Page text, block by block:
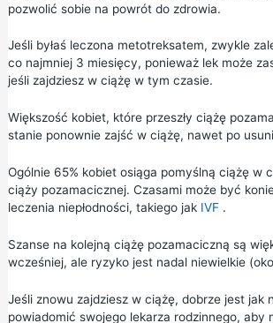
pozwolić sobie na powrót do zdrowia.
Jeśli byłaś leczona metotreksatem, zwykle
co najmniej 3 miesięcy, ponieważ lek może
jeśli zajdziesz w ciążę w tym czasie.
Większość kobiet, które przeszły ciążę
stanie ponownie zajść w ciążę, nawet po
Ogólnie 65% kobiet osiąga pomyślną ciążę w
ciąży pozamacicznej. Czasami może być
leczenia niepłodności, takiego jak IVF.
Szanse na kolejną ciążę pozamaciczną są
wcześniej, ale ryzyko jest nadal niewielkie
Jeśli znowu zajdziesz w ciążę, dobrze jest jak
powiadomić swojego lekarza rodzinnego, aby